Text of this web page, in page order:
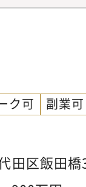
びドラフ
先との折
締役会・
運営、議
ルのドラ
リーガル
では得ら
タルフォ
ク可
副業可
田区飯田
7階